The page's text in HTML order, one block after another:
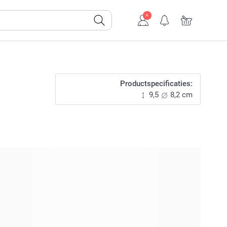
Productspecificaties:
9,5
8,2 cm